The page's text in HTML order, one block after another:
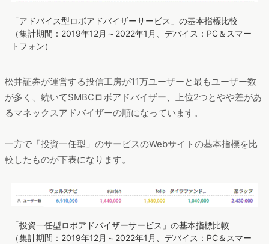
「アドバイス型ロボアドバイザーサービス」の基本指標比較
（集計期間：2019年12月～2022年1月、デバイス：PC＆スマー
トフォン）
松井証券が運営する投信工房が11万ユーザーと最もユーザー数
が多く、続いてSMBCロボアドバイザー、上位2つとやや差があ
るマネックスアドバイザーの順になっています。
一方で「投資一任型」のサービスのWebサイトの基本指標を比
較したものが下表になります。
「投資一任型ロボアドバイザーサービス」の基本指標比較
（集計期間：2019年12月～2022年1月、デバイス：PC＆スマー